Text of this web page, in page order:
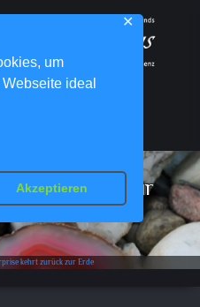
um
ideal
Akzeptieren
✕
kehrt zurück zur
kehrt zurück zur Erde